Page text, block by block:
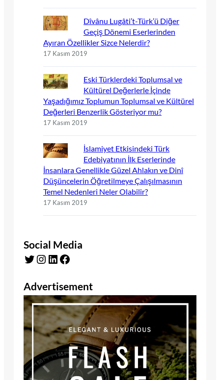
Dîvânu Lugâti’t-Türk’ü Diğer
Geçiş Dönemi Eserlerinden
Ayıran Özellikler Sizce Nelerdir?
17 Kasım 2019
Eski Türklerdeki Toplumsal ve
Kültürel Değerlerle İçinde
Yaşadığımız Toplumun Toplumsal ve Kültürel
Değerleri Benzerlik Gösteriyor mu?
17 Kasım 2019
İslamiyet Etkisindeki Türk
Edebiyatının İlk Eserlerinde
İnsanlara Genellikle Güzel Ahlakın ve Dinî
Düşüncelerin Öğretilmeye Çalışılmasının
Temel Nedenleri Neler Olabilir?
17 Kasım 2019
Social Media
Twitter Instagram LinkedIn Facebook
Advertisement